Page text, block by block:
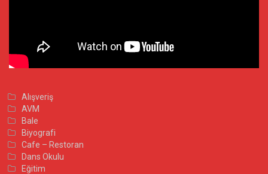
Alışveriş
AVM
Bale
Biyografi
Cafe – Restoran
Dans Okulu
Eğitim